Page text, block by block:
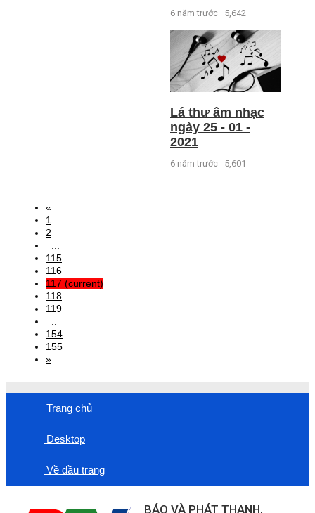
6 năm trước 5,642
Lá thư âm nhạc
ngày 25 - 01 -
2021
6 năm trước 5,601
«
1
2
...
115
116
117 (current)
118
119
..
154
155
»
Trang chủ
Desktop
Về đầu trang
BÁO VÀ PHÁT THANH,